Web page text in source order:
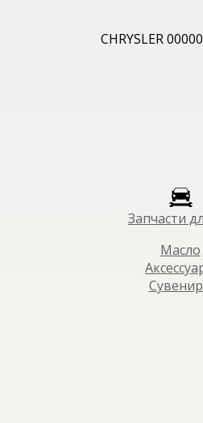
CHRYSLER
Запчасти
Масло